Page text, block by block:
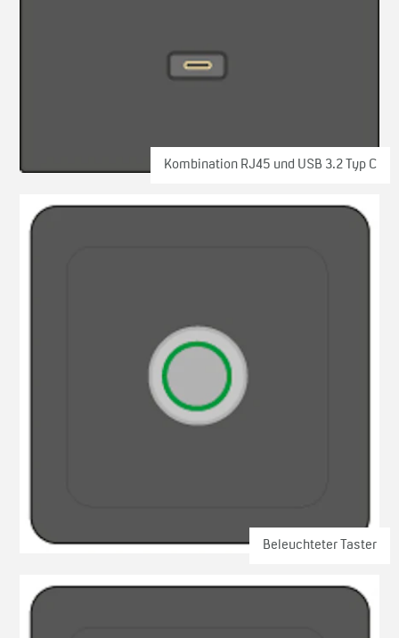
Kombination RJ45 und USB 3.2 Typ C
Beleuchteter Taster